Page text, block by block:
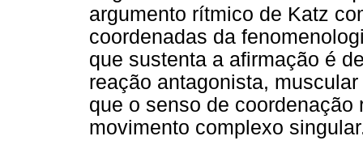
argumento rítmico de Katz
coordenadas da
que sustenta a afirmação é
reação antagonista,
que o senso de
movimento complexo